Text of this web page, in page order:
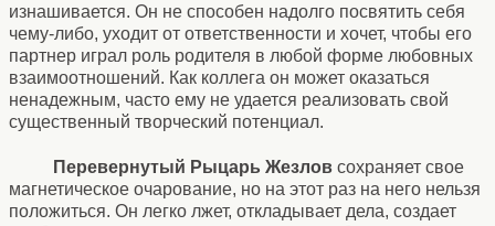
изнашивается. Он не способен надолго посвятить себя
чему-либо, уходит от ответственности и хочет, чтобы его
партнер играл роль родителя в любой форме любовных
взаимоотношений. Как коллега он может оказаться
ненадежным, часто ему не удается реализовать свой
существенный творческий потенциал.
Перевернутый Рыцарь Жезлов сохраняет свое
магнетическое очарование, но на этот раз на него нельзя
положиться. Он легко лжет, откладывает дела, создает